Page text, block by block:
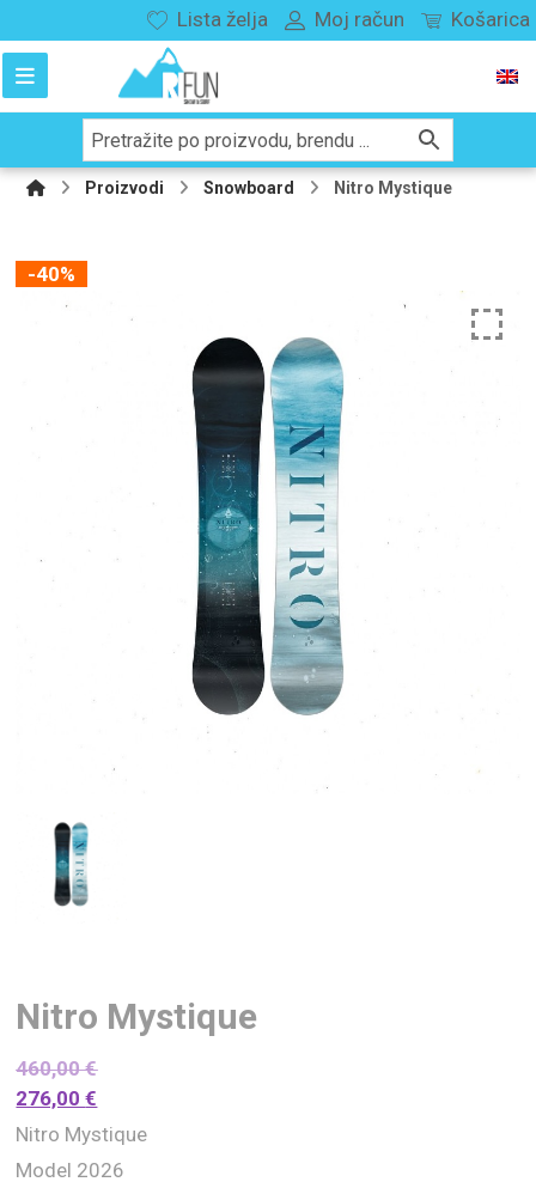
Lista želja Moj račun Košarica
Proizvodi Snowboard Nitro Mystique
-40%
Nitro Mystique
460,00€
276,00€
Nitro Mystique
Model 2026